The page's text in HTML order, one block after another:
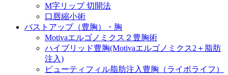
M字リップ 切開法
口唇縮小術
バストアップ（豊胸）・胸
Motivaエルゴノミクス２豊胸術
ハイブリッド豊胸(Motivaエルゴノミクス2＋脂肪
注入)
ビューティフィル脂肪注入豊胸（ライポライフ）